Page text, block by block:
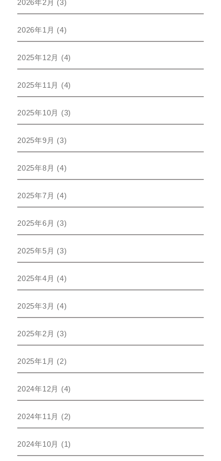
2026年2月 (3)
2026年1月 (4)
2025年12月 (4)
2025年11月 (4)
2025年10月 (3)
2025年9月 (3)
2025年8月 (4)
2025年7月 (4)
2025年6月 (3)
2025年5月 (3)
2025年4月 (4)
2025年3月 (4)
2025年2月 (3)
2025年1月 (2)
2024年12月 (4)
2024年11月 (2)
2024年10月 (1)